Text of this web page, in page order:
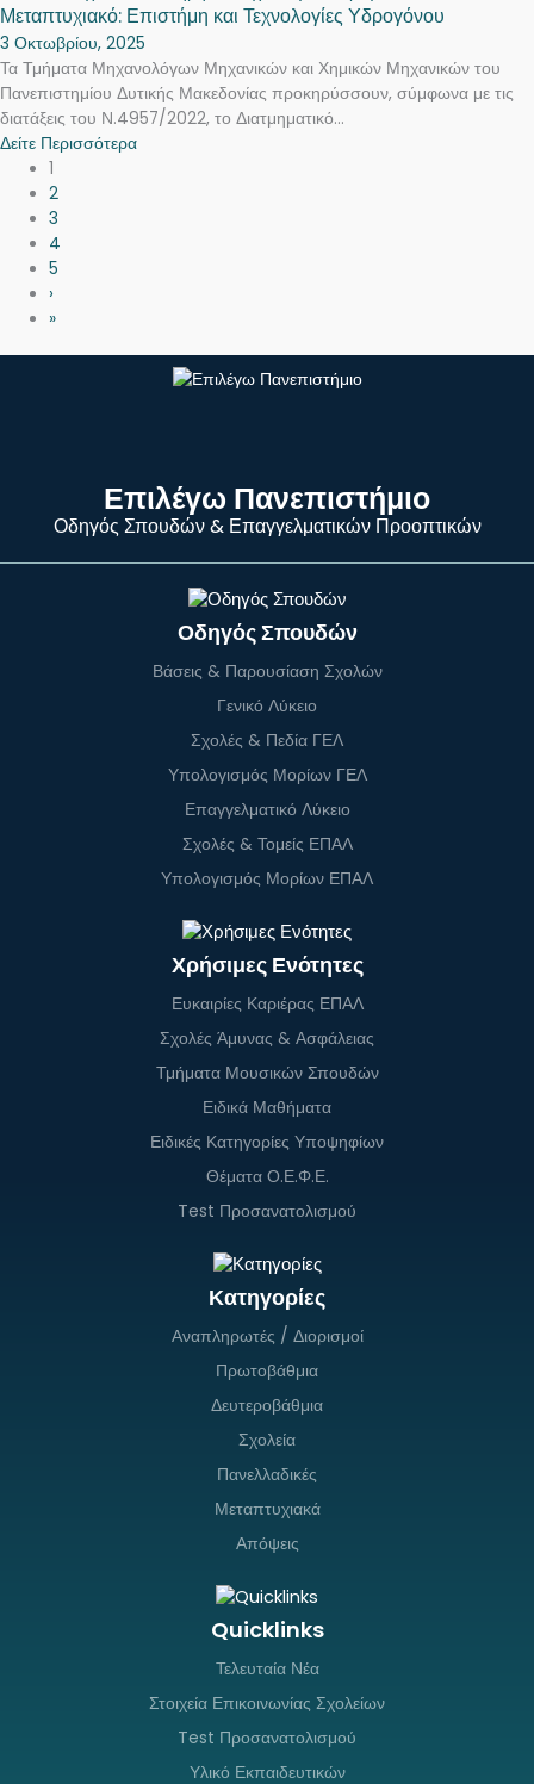
Μεταπτυχιακό: Επιστήμη και Τεχνολογίες Υδρογόνου
3 Οκτωβρίου, 2025
Τα Τμήματα Μηχανολόγων Μηχανικών και Χημικών Μηχανικών του
Πανεπιστημίου Δυτικής Μακεδονίας προκηρύσσουν, σύμφωνα με τις
διατάξεις του Ν.4957/2022, το Διατμηματικό...
Δείτε Περισσότερα
1
2
3
4
5
›
»
Επιλέγω Πανεπιστήμιο
Οδηγός Σπουδών & Επαγγελματικών Προοπτικών
Οδηγός Σπουδών
Βάσεις & Παρουσίαση Σχολών
Γενικό Λύκειο
Σχολές & Πεδία ΓΕΛ
Υπολογισμός Μορίων ΓΕΛ
Επαγγελματικό Λύκειο
Σχολές & Τομείς ΕΠΑΛ
Υπολογισμός Μορίων ΕΠΑΛ
Χρήσιμες Ενότητες
Ευκαιρίες Καριέρας ΕΠΑΛ
Σχολές Άμυνας & Ασφάλειας
Τμήματα Μουσικών Σπουδών
Ειδικά Μαθήματα
Ειδικές Κατηγορίες Υποψηφίων
Θέματα Ο.Ε.Φ.Ε.
Test Προσανατολισμού
Κατηγορίες
Αναπληρωτές / Διορισμοί
Πρωτοβάθμια
Δευτεροβάθμια
Σχολεία
Πανελλαδικές
Μεταπτυχιακά
Απόψεις
Quicklinks
Τελευταία Νέα
Στοιχεία Επικοινωνίας Σχολείων
Test Προσανατολισμού
Υλικό Εκπαιδευτικών